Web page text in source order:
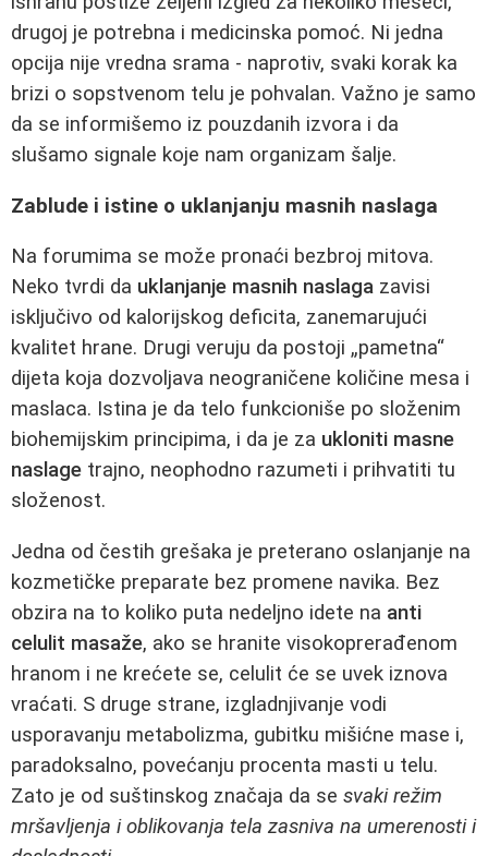
drugoj je potrebna i medicinska pomoć. Ni jedna
opcija nije vredna srama - naprotiv, svaki korak ka
brizi o sopstvenom telu je pohvalan. Važno je samo
da se informišemo iz pouzdanih izvora i da
slušamo signale koje nam organizam šalje.
Zablude i istine o uklanjanju masnih naslaga
Na forumima se može pronaći bezbroj mitova.
Neko tvrdi da uklanjanje masnih naslaga zavisi
isključivo od kalorijskog deficita, zanemarujući
kvalitet hrane. Drugi veruju da postoji „pametna“
dijeta koja dozvoljava neograničene količine mesa i
maslaca. Istina je da telo funkcioniše po složenim
biohemijskim principima, i da je za ukloniti masne
naslage trajno, neophodno razumeti i prihvatiti tu
složenost.
Jedna od čestih grešaka je preterano oslanjanje na
kozmetičke preparate bez promene navika. Bez
obzira na to koliko puta nedeljno idete na anti
celulit masaže, ako se hranite visokoprerađenom
hranom i ne krećete se, celulit će se uvek iznova
vraćati. S druge strane, izgladnjivanje vodi
usporavanju metabolizma, gubitku mišićne mase i,
paradoksalno, povećanju procenta masti u telu.
Zato je od suštinskog značaja da se svaki režim
mršavljenja i oblikovanja tela zasniva na umerenosti i